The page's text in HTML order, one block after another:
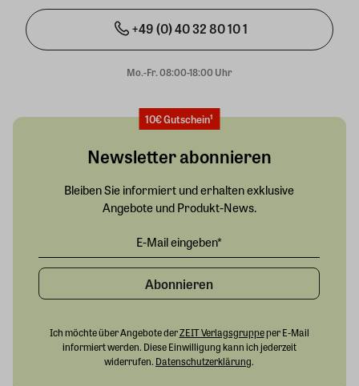
+49 (0) 40 32 80 10 1
Mo.-Fr. 08:00-18:00 Uhr
10€ Gutschein¹
Newsletter abonnieren
Bleiben Sie informiert und erhalten exklusive
Angebote und Produkt-News.
Abonnieren
Ich möchte über Angebote derZEIT Verlagsgruppeper E-Mail
informiert werden. Diese Einwilligung kann ich jederzeit
widerrufen. Datenschutzerklärung.